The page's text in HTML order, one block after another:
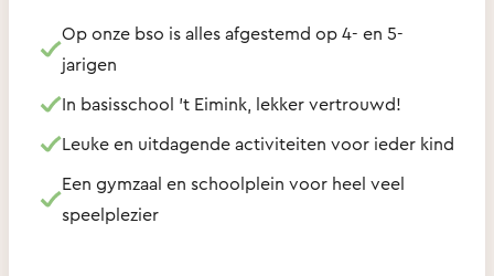
Op onze bso is alles afgestemd op 4- en 5-
jarigen
In basisschool ’t Eimink, lekker vertrouwd!
Leuke en uitdagende activiteiten voor ieder kind
Een gymzaal en schoolplein voor heel veel
speelplezier